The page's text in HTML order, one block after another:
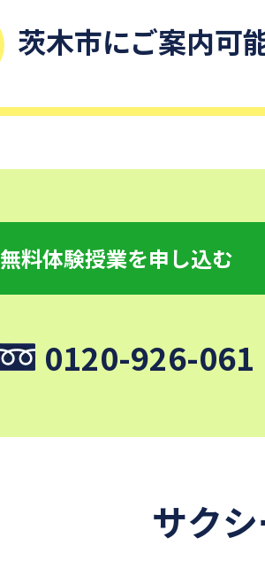
茨木市にご案内可
無料体験授業を申し込む
0120-926-061
サク